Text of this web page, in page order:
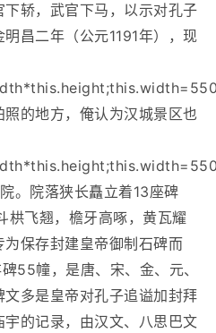
轿，武官下马，以示对孔子
昌二年（公元1191年），现
照的地方，俺认为汉城景区也
。院落狭长矗立着13座碑
栱飞翘，檐牙高啄，黄瓦耀
保存封建皇帝御制石碑而
55幢，是唐、宋、金、元、
多是皇帝对孔子追谥加封拜
的记录，由汉文、八思巴文